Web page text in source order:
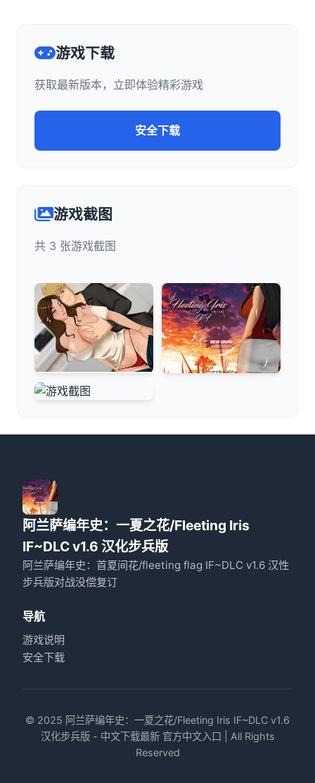
游戏下载
获取最新版本，立即体验精彩游戏
安全下载
游戏截图
共 3 张游戏截图
阿兰萨编年史：一夏之花/Fleeting Iris
IF~DLC v1.6 汉化步兵版
阿兰萨编年史：首夏间花/fleeting flag IF~DLC v1.6 汉性
步兵版对战没偿复订
导航
游戏说明
安全下载
© 2025 阿兰萨编年史：一夏之花/Fleeting Iris IF~DLC v1.6
汉化步兵版 - 中文下载最新 官方中文入口 | All Rights
Reserved